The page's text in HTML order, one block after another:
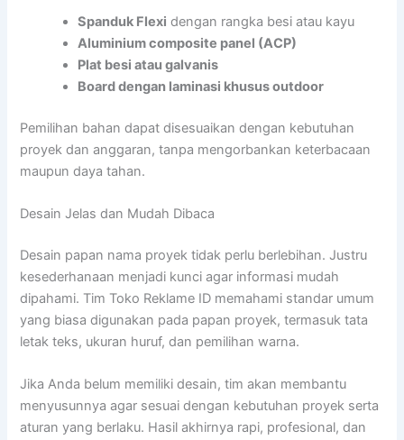
Spanduk Flexi dengan rangka besi atau kayu
Aluminium composite panel (ACP)
Plat besi atau galvanis
Board dengan laminasi khusus outdoor
Pemilihan bahan dapat disesuaikan dengan kebutuhan
proyek dan anggaran, tanpa mengorbankan keterbacaan
maupun daya tahan.
Desain Jelas dan Mudah Dibaca
Desain papan nama proyek tidak perlu berlebihan. Justru
kesederhanaan menjadi kunci agar informasi mudah
dipahami. Tim Toko Reklame ID memahami standar umum
yang biasa digunakan pada papan proyek, termasuk tata
letak teks, ukuran huruf, dan pemilihan warna.
Jika Anda belum memiliki desain, tim akan membantu
menyusunnya agar sesuai dengan kebutuhan proyek serta
aturan yang berlaku. Hasil akhirnya rapi, profesional, dan